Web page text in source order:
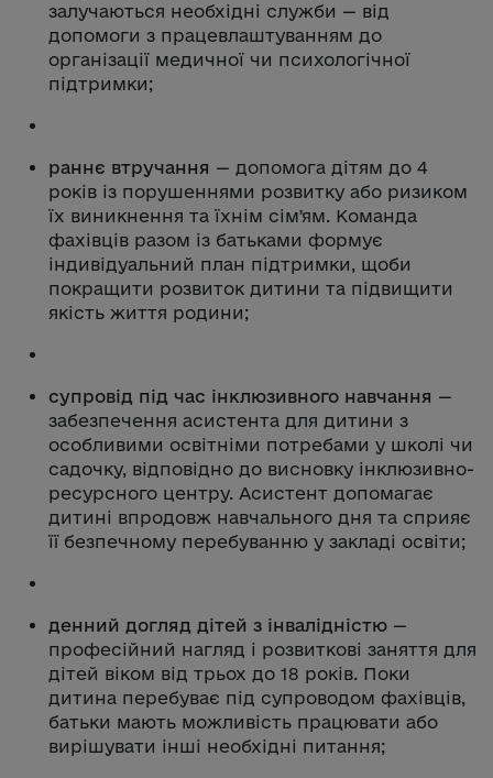
залучаються необхідні служби — від
допомоги з працевлаштуванням до
організації медичної чи психологічної
підтримки;
раннє втручання — допомога дітям до 4
років із порушеннями розвитку або ризиком
їх виникнення та їхнім сімʼям. Команда
фахівців разом із батьками формує
індивідуальний план підтримки, щоби
покращити розвиток дитини та підвищити
якість життя родини;
супровід під час інклюзивного навчання —
забезпечення асистента для дитини з
особливими освітніми потребами у школі чи
садочку, відповідно до висновку інклюзивно-
ресурсного центру. Асистент допомагає
дитині впродовж навчального дня та сприяє
її безпечному перебуванню у закладі освіти;
денний догляд дітей з інвалідністю —
професійний нагляд і розвиткові заняття для
дітей віком від трьох до 18 років. Поки
дитина перебуває під супроводом фахівців,
батьки мають можливість працювати або
вирішувати інші необхідні питання;